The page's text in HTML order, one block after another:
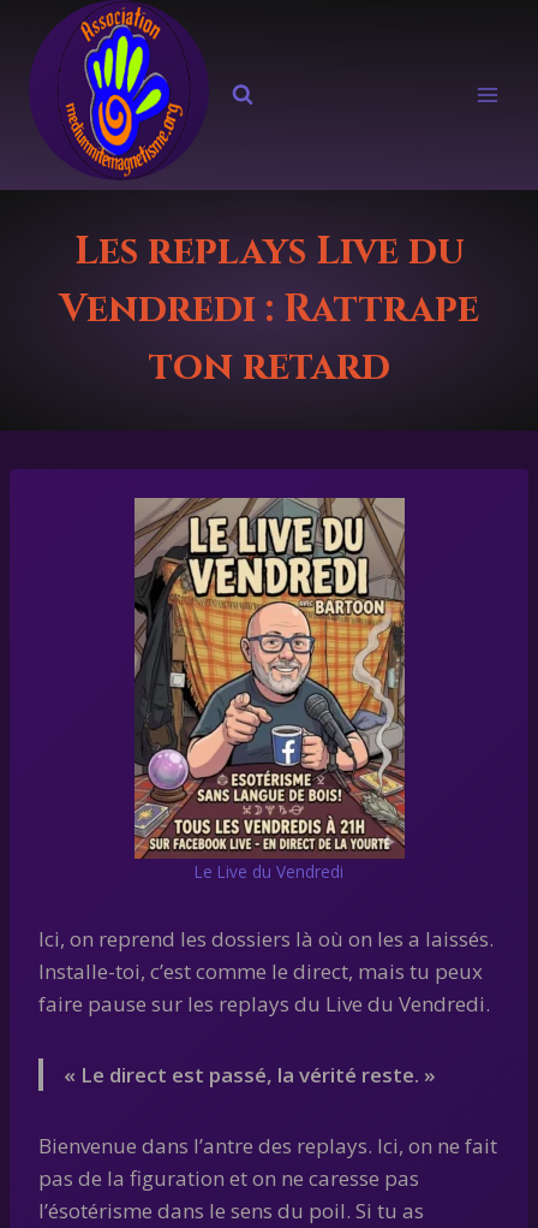
contenu
Les replays Live du
Vendredi : Rattrape
ton retard
Le Live du Vendredi
Ici, on reprend les dossiers là où on les a laissés.
Installe-toi, c’est comme le direct, mais tu peux
faire pause sur les replays du Live du Vendredi.
« Le direct est passé, la vérité reste. »
Bienvenue dans l’antre des replays. Ici, on ne fait
pas de la figuration et on ne caresse pas
l’ésotérisme dans le sens du poil. Si tu as